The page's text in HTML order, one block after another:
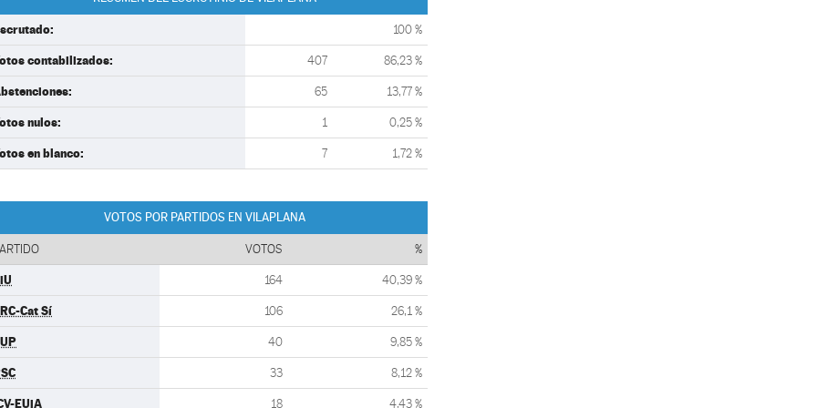
100 %
contabilizados: 407 86,23 %
65 13,77 %
nulos: 1 0,25 %
en blanco: 7 1,72 %
VOTOS POR PARTIDOS EN VILAPLANA
VOTOS %
164 40,39 %
Cat Sí 106 26,1 %
40 9,85 %
33 8,12 %
EUiA 18 4,43 %